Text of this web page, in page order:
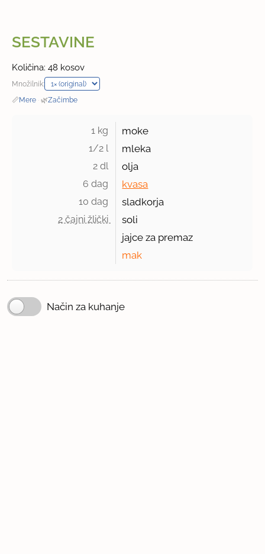
SESTAVINE
Količina: 48 kosov
Množilnik:
📏Mere · 🌿Začimbe
1 kg moke
1/2 l mleka
2 dl olja
6 dag kvasa
10 dag sladkorja
2 čajni žlički
soli
jajce za premaz
mak
Način za kuhanje